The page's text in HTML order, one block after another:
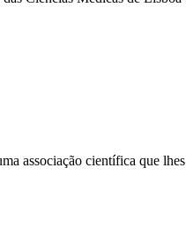
associação científica que